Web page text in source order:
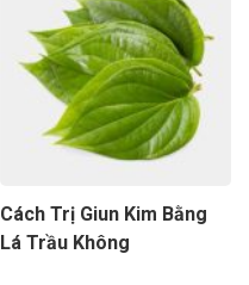
Cách Trị Giun Kim Bằng
Lá Trầu Không